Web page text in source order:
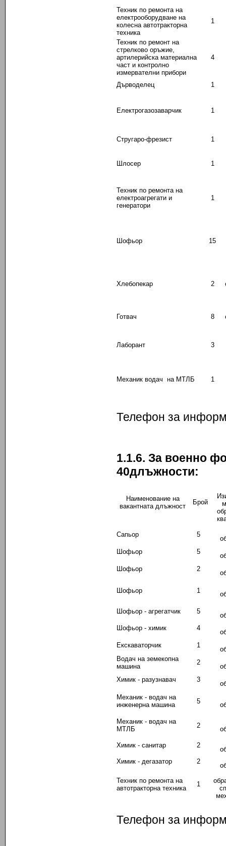
Техник по ремонта на
електрооборудване на
колесна автотракторна
техника
1
Техник по ремонт на
стрелково оръжие,
артилерийска материална
част и контролно
измервателни прибори
4
Дърводелец 1
Електрогазозаварчик 1
Стругаро-фрезист 1
Шлосер 1
Техник по ремонта на
електроагрегати и
генератори
1
Шофьор 15
Хлебопекар 2
Готвач 8
Лаборант 3
Механик водач на МТЛБ 1
Телефон за
1.1.6. За военно
40длъжности:
Наименование на
вакантната длъжност
Брой
Сапьор 5
Шофьор
5
Шофьор
2
Шофьор 1
Шофьор - агрегатчик 5
Шофьор - химик
4
Екскаваторчик
1
Водач на земекопна
машина
2
Химик - разузнавач
3
Механик - водач на
инженерна машина
5
Механик - водач на
МТЛБ
2
Химик - санитар 2
Химик - дегазатор
2
Техник по ремонта на
автотракторна техника
1
Телефон за